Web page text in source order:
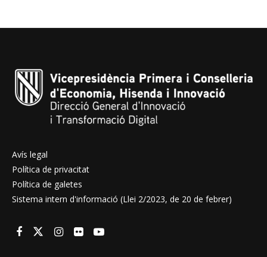
Avís legal
Política de privacitat
Política de galetes
Sistema intern d'informació (Llei 2/2023, de 20 de febrer)